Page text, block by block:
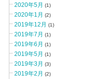
2020年5月 (1)
2020年1月 (2)
2019年12月 (1)
2019年7月 (1)
2019年6月 (1)
2019年5月 (1)
2019年3月 (3)
2019年2月 (2)